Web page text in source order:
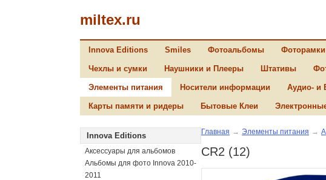
miltex.ru
Innova Editions Smiles Фотоальбомы Фоторамки
Чехлы и сумки Наушники и Плееры Штативы
Элементы питания Носители информации Аудио- и
Карты памяти и ридеры Бытовые Клеи
Innova Editions
Аксессуары для альбомов
Альбомы для фото Innova 2010-
2011
Главная → Элементы питания →
CR2 (12)